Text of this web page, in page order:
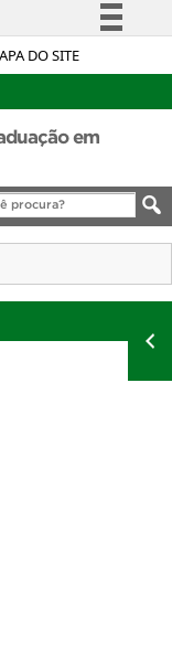
DO SITE
à informação
Canais
em